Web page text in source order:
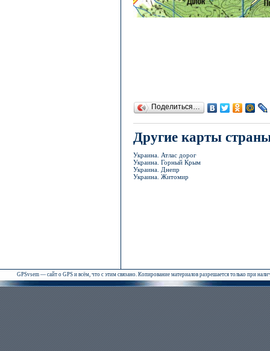
Поделиться…
Другие карты
Украина. Атлас дорог
Украина. Горный Крым
Украина. Днепр
Украина. Житомир
GPSvsem — сайт о GPS и всём, что с этим связано. Копирование материалов разрешается только при